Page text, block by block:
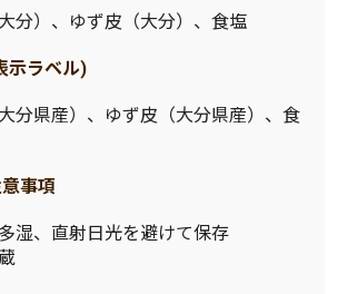
分）、ゆず皮（大分）、食塩
示ラベル)
分県産）、ゆず皮（大分県産）、食
事項
湿、直射日光を避けて保存